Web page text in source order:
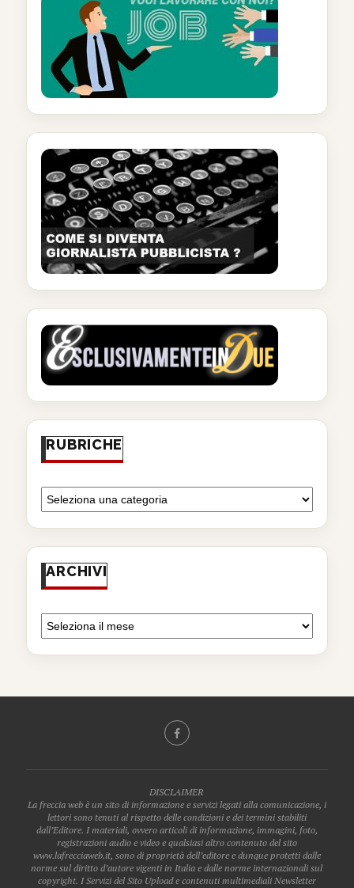
RUBRICHE
ARCHIVI
DISCLAIMER
La freccia web è un sito di informazione e servizi legati alla comunicazione, i
lettori sono tenuti al rispetto delle condizioni e dei termini stabiliti
dall’Editore. I materiali, ovvero articoli di informazione, immagini, foto,
registrazioni audio e video e qualsiasi altro contenuto del sito
www.lafrecciaweb.it, sono di proprietà dell’editore e dunque protetti dalle
norme sul diritto d’autore vigenti in Italia e dalle norme internazionali sul
copyright. I Servizi del Sito Upload e contenuti multimediali Newsletter